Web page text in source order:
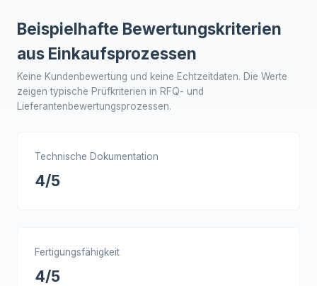
Beispielhafte Bewertungskriterien
aus Einkaufsprozessen
Keine Kundenbewertung und keine Echtzeitdaten. Die Werte
zeigen typische Prüfkriterien in RFQ- und
Lieferantenbewertungsprozessen.
Technische Dokumentation
4/5
Fertigungsfähigkeit
4/5